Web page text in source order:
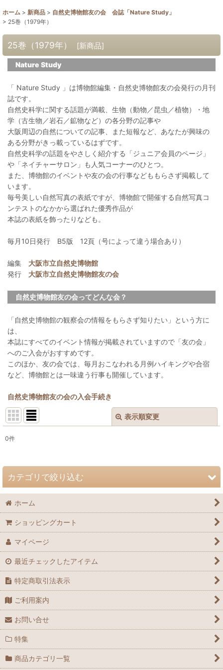
ホーム > 新商品 > 自然史博物館友の会 会誌「Nature Study」
> 25巻（1979年）
25巻（1979年） [新商品]
Nature Study
「 Nature Study 」は博物館編集・自然史博物館友の会発行の月刊
誌です。
自然史科学に関する話題が満載、生物（動物／昆虫／植物）・地
学（古生物／岩石／鉱物など）の各分野の記事や
大阪周辺の自然についての記事、また短報など、あなたが興味の
ある分野がきっ載っているはずです。
自然史科学の話題をやさしく紹介する「ジュニア会員のページ」
や「ネイチャーサロン」も人気コーナーのひとつ。
また、博物館のイベントや友の会の行事などももらさず掲載して
います。
毎号美しい自然写真の表紙ですが、博物館で開催する自然写真コ
ンテストのなかから選ばれた優秀作品が
本誌の表紙を飾ったりなども。
毎月10日発行 B5版 12頁（号によって違う場合あり）
編集 大阪市立自然史博物館
発行 大阪市立自然史博物館友の会
自然史博物館友の会ってどんな会？
「自然史博物館の観察会の情報をもらさず知りたい」という方に
は、
本誌にすべてのイベント情報が掲載されていますので「友の会」
へのご入会がおすすめです。
このほか、友の会では、毎月おこなわれる月例ハイキングや合宿
など、博物館とは一味違う行事も開催しています。
自然史博物館友の会の入会手続き
表示順変更
並び順 :
0件
カテゴリで絞り込む
自然史博物館友の会 会誌「Nature Study」 (全商品)
72巻（2026年）
71巻（2025年）
69巻（2023年）
68巻（2022年）
66巻（2020年）
ホーム
ショッピングカート
マイページ
最近チェックしたアイテム
特定商取引法表示
ご利用案内
お問い合せ
特集
商品カテゴリ一覧